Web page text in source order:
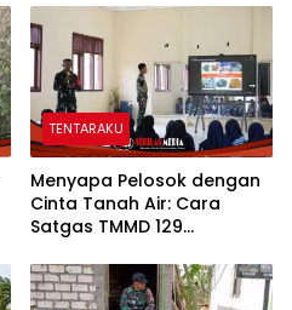
Rumah Belajar Nyaman
TENTARAKU
Menyapa Pelosok dengan
Cinta Tanah Air: Cara
Satgas TMMD 129
Pemimpin Masa Depan